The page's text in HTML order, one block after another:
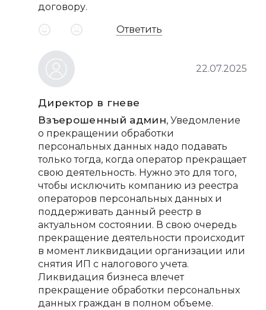
договору.
Ответить
Директор в гневе
22.07.2025
Взъерошенный админ, Уведомление
о прекращении обработки
персональных данных надо подавать
только тогда, когда оператор прекращает
свою деятельность. Нужно это для того,
чтобы исключить компанию из реестра
операторов персональных данных и
поддерживать данный реестр в
актуальном состоянии. В свою очередь
прекращение деятельности происходит
в момент ликвидации организации или
снятия ИП с налогового учета.
Ликвидация бизнеса влечет
прекращение обработки персональных
данных граждан в полном объеме.